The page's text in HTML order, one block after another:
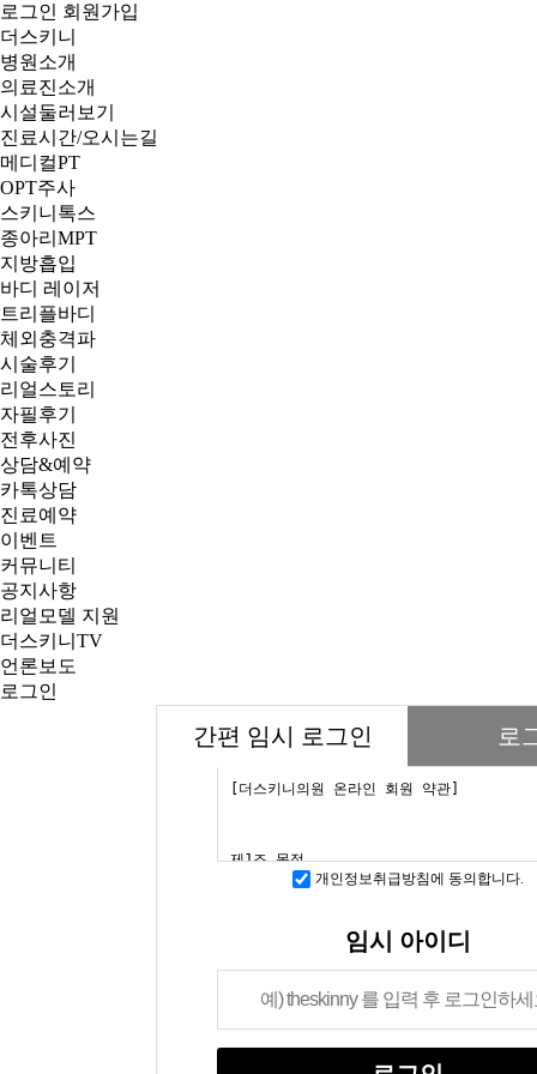
로그인 회원가입
더스키니
병원소개
의료진소개
시설둘러보기
진료시간/오시는길
메디컬PT
OPT주사
스키니톡스
종아리MPT
지방흡입
바디 레이저
트리플바디
체외충격파
시술후기
리얼스토리
자필후기
전후사진
상담&예약
카톡상담
진료예약
이벤트
커뮤니티
공지사항
리얼모델 지원
더스키니TV
언론보도
로그인
간편 임시 로그인 로
개인정보취급방침에 동의합니다.
임시 아이디